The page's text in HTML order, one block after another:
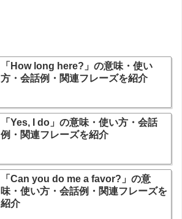
「How long here?」の意味・使い
方・会話例・関連フレーズを紹介
「Yes, I do」の意味・使い方・会話
例・関連フレーズを紹介
「Can you do me a favor?」の意
味・使い方・会話例・関連フレーズを
紹介